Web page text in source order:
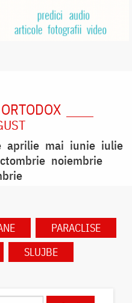
aprilie mai iunie iulie
noiembrie
PARACLISE
SLUJBE